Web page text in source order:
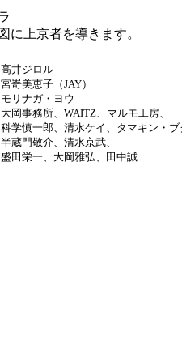
に上京者を導きます。
高井ジロル
宮嵜美恵子（JAY）
モリナガ・ヨウ
大岡事務所、WAITZ、マルモ工房、
科学慎一郎、清水ケイ、タマキン・ブ
半蔵門敬介、清水京武、
盛田栄一、大岡雅弘、田中誠